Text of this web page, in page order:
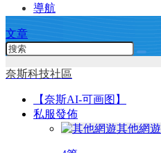
導航
文章
奈斯科技社區
【奈斯AI-可画图】
私服發佈
其他網遊